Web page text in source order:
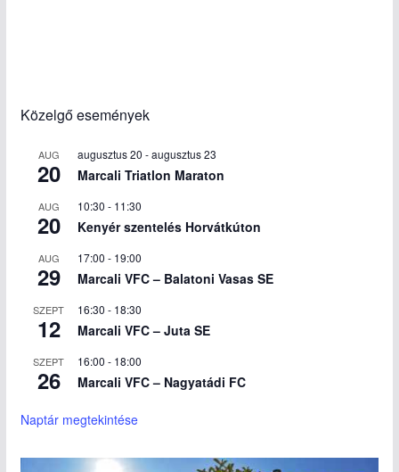
Közelgő események
AUG
20
augusztus 20 -augusztus 23
Marcali Triatlon Maraton
AUG
20
10:30 - 11:30
Kenyér szentelés Horvátkúton
AUG
29
17:00 - 19:00
Marcali VFC – Balatoni Vasas SE
SZEPT
12
16:30 - 18:30
Marcali VFC – Juta SE
SZEPT
26
16:00 - 18:00
Marcali VFC – Nagyatádi FC
Naptár megtekintése